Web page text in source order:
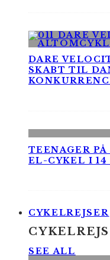
DARE
SKABT TIL
TEENAGER
EL-CYKEL I
CYKELREJSER
SEE ALL